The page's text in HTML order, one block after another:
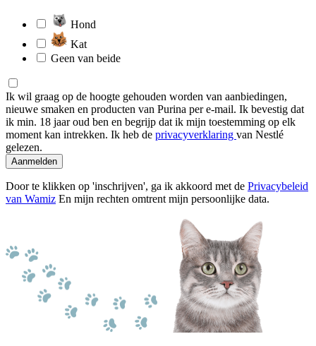
Hond
Kat
Geen van beide
Ik wil graag op de hoogte gehouden worden van aanbiedingen,
nieuwe smaken en producten van Purina per e-mail. Ik bevestig dat
ik min. 18 jaar oud ben en begrijp dat ik mijn toestemming op elk
moment kan intrekken. Ik heb de privacyverklaring van Nestlé
gelezen.
Aanmelden
Door te klikken op 'inschrijven', ga ik akkoord met de Privacybeleid
van Wamiz En mijn rechten omtrent mijn persoonlijke data.